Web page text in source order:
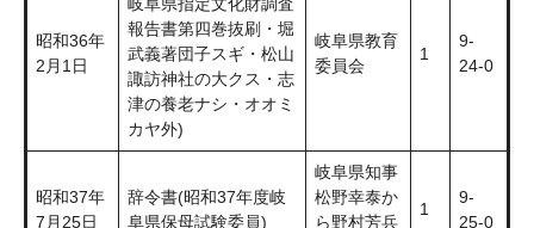
昭和36年
2月1日
岐阜県指定文化財調査
報告書第四巻抜刷・堀
武義著団子スギ・松山
諏訪神社の大クス・志
津の養老ナシ・オオミ
カヤ外)
岐阜県教育
委員会
1
9-
24-0
昭和37年
7月25日
辞令書(昭和37年度岐
阜県保母試験委員)
岐阜県知事
松野幸泰か
ら野村芳兵
1
9-
25-0